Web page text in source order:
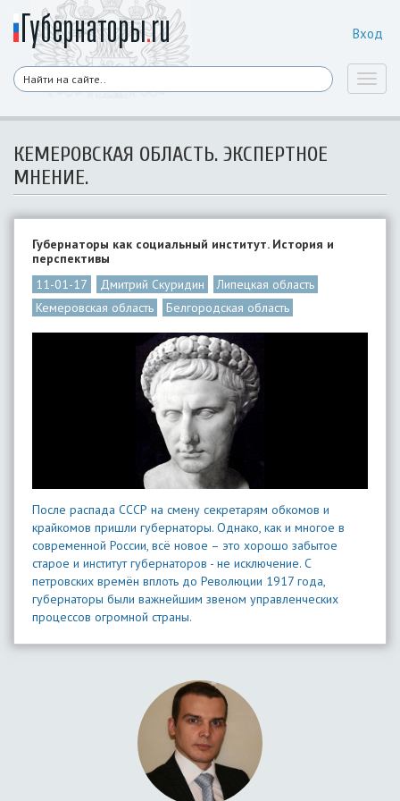
Вход
КЕМЕРОВСКАЯ ОБЛАСТЬ. ЭКСПЕРТНОЕ
МНЕНИЕ.
Губернаторы как социальный институт. История и
перспективы
11-01-17
Дмитрий Скуридин
Липецкая область
Кемеровская область
Белгородская область
После распада СССР на смену секретарям обкомов и
крайкомов пришли губернаторы. Однако, как и многое в
современной России, всё новое – это хорошо забытое
старое и институт губернаторов - не исключение. С
петровских времён вплоть до Революции 1917 года,
губернаторы были важнейшим звеном управленческих
процессов огромной страны.